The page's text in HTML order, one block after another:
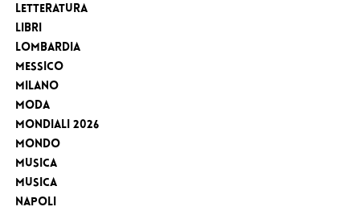
Letteratura
Libri
Lombardia
Messico
Milano
Moda
MONDIALI 2026
Mondo
Musica
Musica
Napoli